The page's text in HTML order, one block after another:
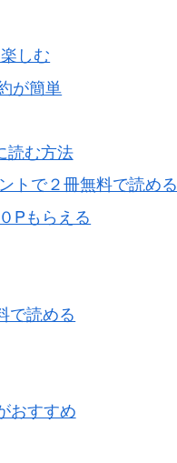
しむ
が簡単
読む方法
トで２冊無料で読める
Pもらえる
で読める
おすすめ